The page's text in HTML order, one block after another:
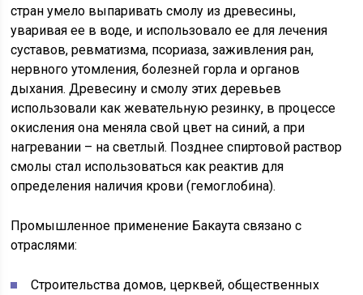
стран умело выпаривать смолу из древесины,
уваривая ее в воде, и использовало ее для лечения
суставов, ревматизма, псориаза, заживления ран,
нервного утомления, болезней горла и органов
дыхания. Древесину и смолу этих деревьев
использовали как жевательную резинку, в процессе
окисления она меняла свой цвет на синий, а при
нагревании – на светлый. Позднее спиртовой раствор
смолы стал использоваться как реактив для
определения наличия крови (гемоглобина).
Промышленное применение Бакаута связано с
отраслями:
Строительства домов, церквей, общественных